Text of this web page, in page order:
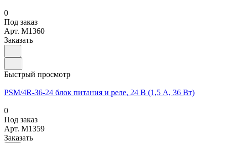
0
Под заказ
Арт. M1360
Заказать
Быстрый просмотр
PSM/4R-36-24 блок питания и реле, 24 В (1,5 А, 36 Вт)
0
Под заказ
Арт. M1359
Заказать